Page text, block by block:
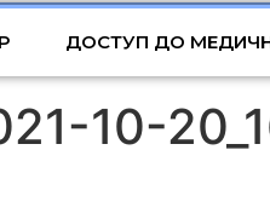
ДОСТУП ДО
10-